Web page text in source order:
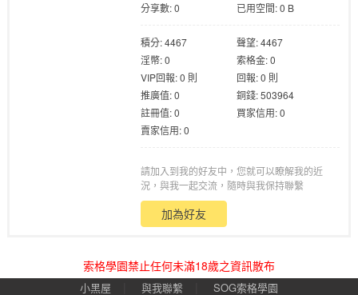
分享數: 0
已用空間: 0 B
積分: 4467
聲望: 4467
淫幣: 0
索格金: 0
VIP回報: 0 則
回報: 0 則
推廣值: 0
銅錢: 503964
註冊值: 0
買家信用: 0
賣家信用: 0
請加入到我的好友中，您就可以瞭解我的近
況，與我一起交流，隨時與我保持聯繫
加為好友
索格學園禁止任何未滿18歲之資訊散布
小黑屋 與我聯繫 SOG索格學園